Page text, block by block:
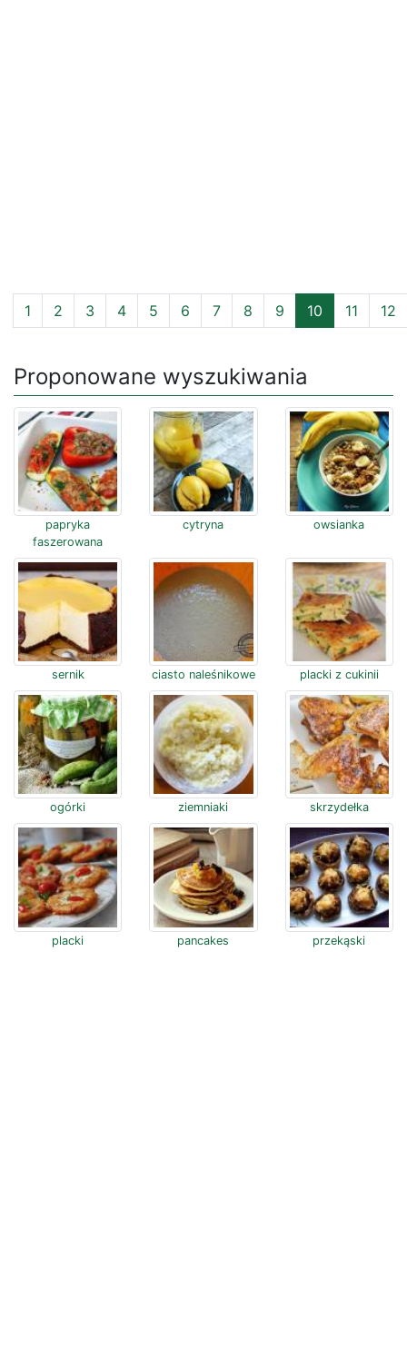
1 2 3 4 5 6 7 8 9 10 11 12
Proponowane wyszukiwania
papryka
faszerowana
cytryna owsianka
sernik ciasto naleśnikowe placki z cukinii
ogórki ziemniaki skrzydełka
placki pancakes przekąski